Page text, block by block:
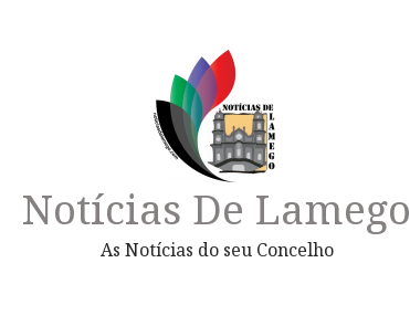
Notícias De Lamego
As Notícias do seu Concelho